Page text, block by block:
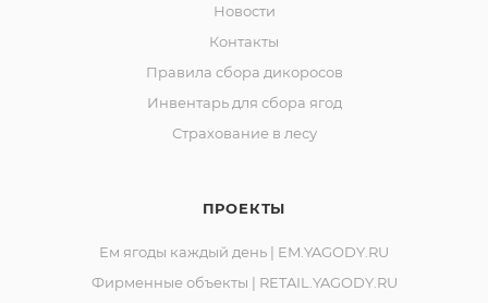
Новости
Контакты
Правила сбора дикоросов
Инвентарь для сбора ягод
Страхование в лесу
ПРОЕКТЫ
Ем ягоды каждый день | EM.YAGODY.RU
Фирменные объекты | RETAIL.YAGODY.RU